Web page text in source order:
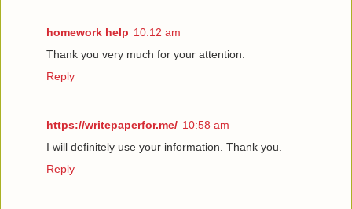
homework help 10:12 am
Thank you very much for your attention.
Reply
https://writepaperfor.me/ 10:58 am
I will definitely use your information. Thank you.
Reply